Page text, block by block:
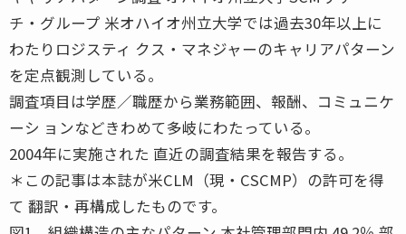
チ・グループ 米オハイオ州立大学では過去30年以上に
わたりロジスティ クス・マネジャーのキャリアパターン
を定点観測している。
調査項目は学歴／職歴から業務範囲、報酬、コミュニケ
ーシ ョンなどきわめて多岐にわたっている。
2004年に実施された 直近の調査結果を報告する。
＊この記事は本誌が米CLM（現・CSCMP）の許可を得
て 翻訳・再構成したものです。